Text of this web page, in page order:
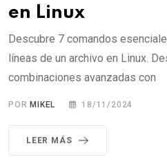
en Linux
Descubre 7 comandos
líneas de un archivo en Linux.
combinaciones avanzadas con
PORMIKEL 18/11/2024
LEER MÁS